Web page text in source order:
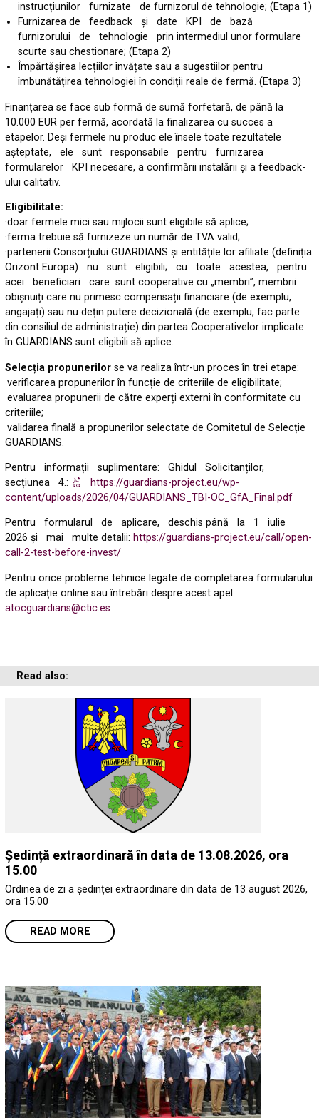
instrucțiunilor furnizate de furnizorul de tehnologie; (Etapa 1)
Furnizarea de feedback și date KPI de bază
furnizorului de tehnologie prin intermediul unor formulare
scurte sau chestionare; (Etapa 2)
Împărtășirea lecțiilor învățate sau a sugestiilor pentru
îmbunătățirea tehnologiei în condiții reale de fermă. (Etapa 3)
Finanțarea se face sub formă de sumă forfetară, de până la
10.000 EUR per fermă, acordată la finalizarea cu succes a
etapelor. Deși fermele nu produc ele însele toate rezultatele
așteptate, ele sunt responsabile pentru furnizarea
formularelor KPI necesare, a confirmării instalării și a feedback-
ului calitativ.
Eligibilitate:
·doar fermele mici sau mijlocii sunt eligibile să aplice;
·ferma trebuie să furnizeze un număr de TVA valid;
·partenerii Consorțiului GUARDIANS și entitățile lor afiliate (definiția
Orizont Europa) nu sunt eligibili; cu toate acestea, pentru
acei beneficiari care sunt cooperative cu „membri”, membrii
obișnuiți care nu primesc compensații financiare (de exemplu,
angajați) sau nu dețin putere decizională (de exemplu, fac parte
din consiliul de administrație) din partea Cooperativelor implicate
în GUARDIANS sunt eligibili să aplice.
Selecția propunerilor se va realiza într-un proces în trei etape:
·verificarea propunerilor în funcție de criteriile de eligibilitate;
·evaluarea propunerii de către experți externi în conformitate cu
criteriile;
·validarea finală a propunerilor selectate de Comitetul de Selecție
GUARDIANS.
Pentru informații suplimentare: Ghidul Solicitanților,
secțiunea 4.:
https://guardians-project.eu/wp-
content/uploads/2026/04/GUARDIANS_TBI-OC_GfA_Final.pdf
Pentru formularul de aplicare, deschis până la 1 iulie
2026 și mai multe detalii: https://guardians-project.eu/call/open-
call-2-test-before-invest/
Pentru orice probleme tehnice legate de completarea formularului
de aplicație online sau întrebări despre acest apel:
atocguardians@ctic.es
Read also:
Ședință extraordinară în data de 13.08.2026, ora
15.00
Ordinea de zi a ședinței extraordinare din data de 13 august 2026,
ora 15.00
READ MORE